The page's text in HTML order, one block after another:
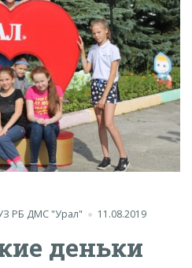
РБ ДМС "Урал" 11.08.2019
деньки